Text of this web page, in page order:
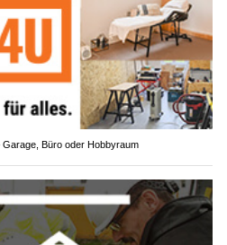
Büro oder Hobbyraum